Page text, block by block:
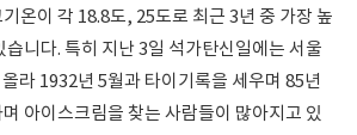
온이 각 18.8도, 25도로 최근 3년 중 가장 높
니다. 특히 지난 3일 석가탄신일에는 서울
라 1932년 5월과 타이기록을 세우며 85년
아이스크림을 찾는 사람들이 많아지고 있